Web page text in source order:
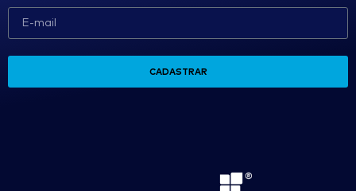
CADASTRAR